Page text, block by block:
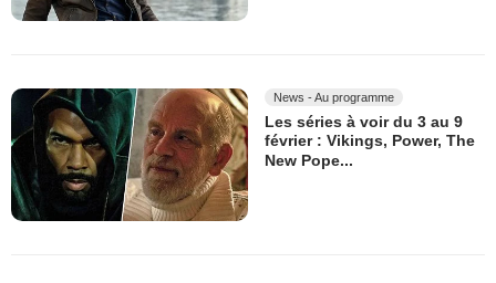
News - Au programme
Les séries à voir du 3 au 9
février : Vikings, Power, The
New Pope...